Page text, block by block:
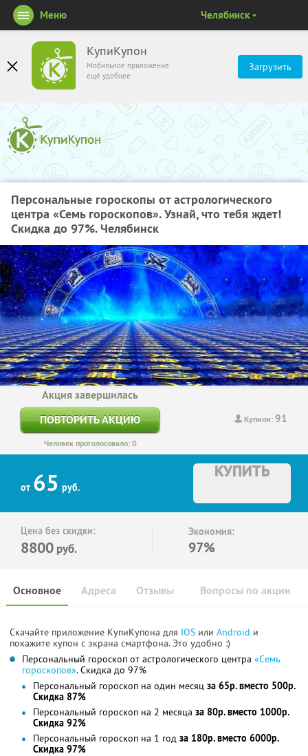
КупиКупон
Мобильное приложение
ещё удобнее
Загрузить
Меню Челябинск
Персональные гороскопы от астрологического
центра «Семь гороскопов». Узнай, что тебя ждет!
Скидка до 97%. Челябинск
Купили:91
Акция завершилась
ПОВТОРИТЬ АКЦИЮ
Человек проголосовало: 0
от 65 руб.
КУПИТЬ
Цена без скидки:
8800 руб.
Экономия:
97%
Основное Отзывы Вопросы по акции
Адреса
Скачайте приложение КупиКупона для IOS или Android и
покажите купон с экрана смартфона. Это удобно :)
Персональный гороскоп от астрологического центра «Семь
гороскопов». Скидка до 97%
Персональный гороскоп на один месяц за 65р. вместо 500р.
Скидка 87%
Персональный гороскоп на 2 месяца за 80р. вместо 1000р.
Скидка 92%
Персональный гороскоп на 1 год за 180р. вместо 6000р.
Скидка 97%